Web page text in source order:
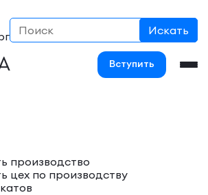
Вступить
производство
цех по производству